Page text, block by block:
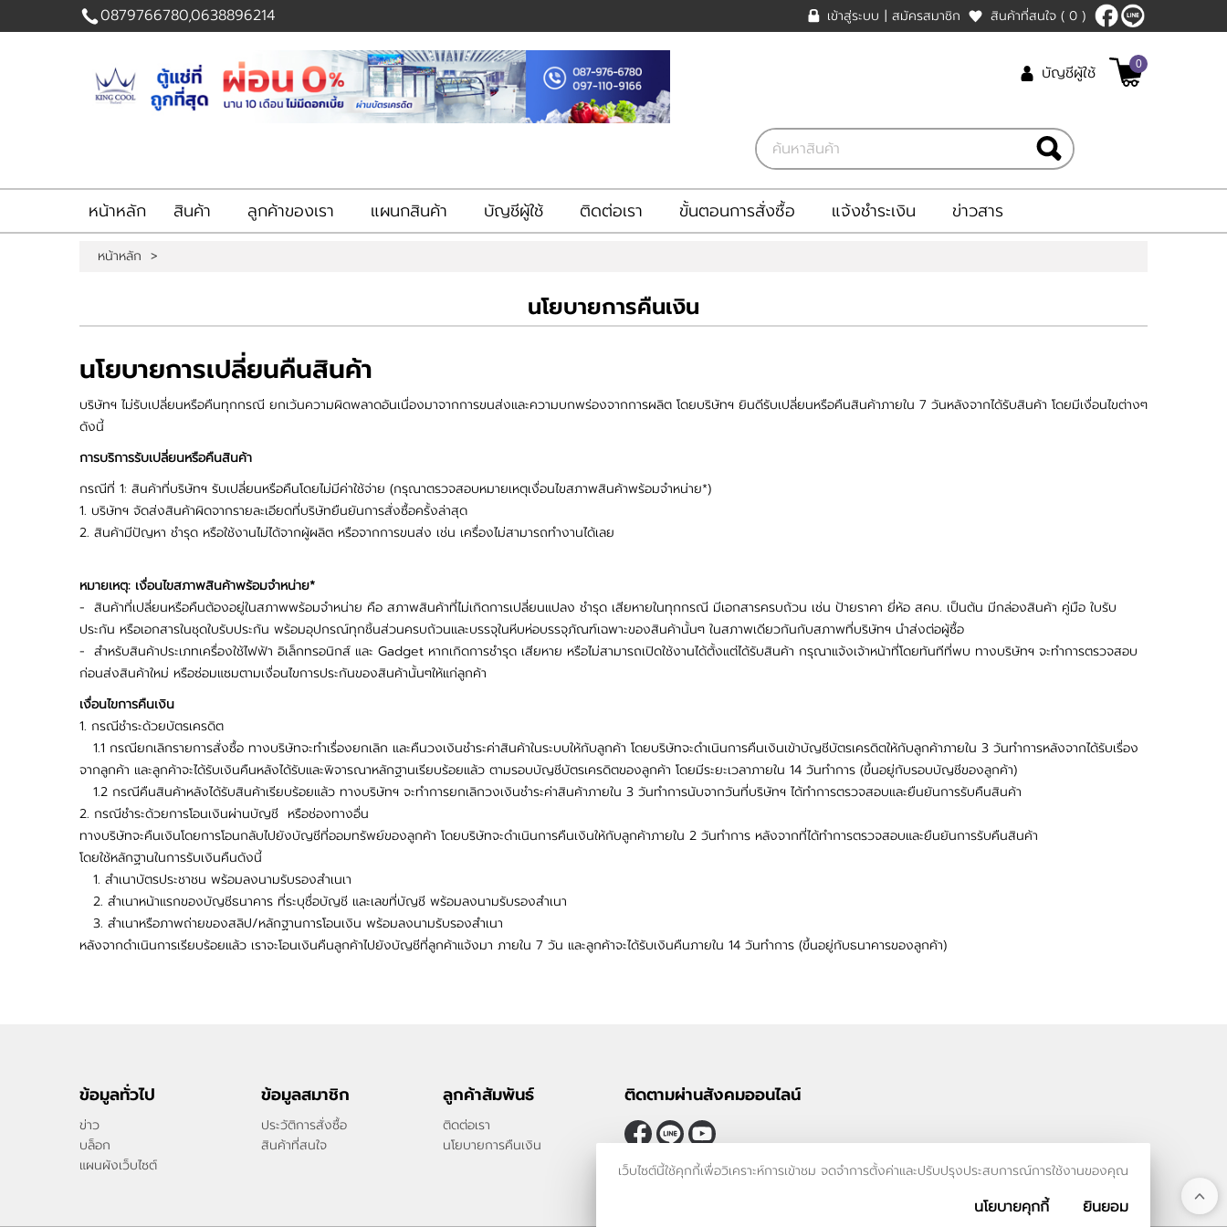
สินค้า
ลูกค้าของเรา
แผนกสินค้า
ขั้นตอนการสั่งซื้อ
แจ้งชำระเงิน
ข่าวสาร
0879766780,0638896214 เข้าสู่ระบบ | สมัครสมาชิก สินค้าที่สนใจ ( 0 )
บัญชีผู้ใช้ 0
หน้าหลัก สินค้า ลูกค้าของเรา แผนกสินค้า บัญชีผู้ใช้ ติดต่อเรา ขั้นตอนการสั่งซื้อ แจ้งชำระเงิน ข่าวสาร
หน้าหลัก >
นโยบายการคืนเงิน
นโยบายการเปลี่ยนคืนสินค้า
บริษัทฯ ไม่รับเปลี่ยนหรือคืนทุกกรณี ยกเว้นความผิดพลาดอันเนื่องมาจากการขนส่งและความบกพร่องจากการผลิต โดยบริษัทฯ ยินดีรับเปลี่ยนหรือคืนสินค้าภายใน 7 วันหลังจากได้รับสินค้า โดยมีเงื่อนไขต่างๆ
ดังนี้
การบริการรับเปลี่ยนหรือคืนสินค้า
กรณีที่ 1: สินค้าที่บริษัทฯ รับเปลี่ยนหรือคืนโดยไม่มีค่าใช้จ่าย (กรุณาตรวจสอบหมายเหตุเงื่อนไขสภาพสินค้าพร้อมจำหน่าย*)
1. บริษัทฯ จัดส่งสินค้าผิดจากรายละเอียดที่บริษัทยืนยันการสั่งซื้อครั้งล่าสุด
2. สินค้ามีปัญหา ชำรุด หรือใช้งานไม่ได้จากผู้ผลิต หรือจากการขนส่ง เช่น เครื่องไม่สามารถทำงานได้เลย
หมายเหตุ: เงื่อนไขสภาพสินค้าพร้อมจำหน่าย*
- สินค้าที่เปลี่ยนหรือคืนต้องอยู่ในสภาพพร้อมจำหน่าย คือ สภาพสินค้าที่ไม่เกิดการเปลี่ยนแปลง ชำรุด เสียหายในทุกกรณี มีเอกสารครบถ้วน เช่น ป้ายราคา ยี่ห้อ สคบ. เป็นต้น มีกล่องสินค้า คู่มือ ใบรับ
ประกัน หรือเอกสารในชุดใบรับประกัน พร้อมอุปกรณ์ทุกชิ้นส่วนครบถ้วนและบรรจุในหีบห่อบรรจุภัณฑ์เฉพาะของสินค้านั้นๆ ในสภาพเดียวกันกับสภาพที่บริษัทฯ นำส่งต่อผู้ซื้อ
- สำหรับสินค้าประเภทเครื่องใช้ไฟฟ้า อิเล็กทรอนิกส์ และ Gadget หากเกิดการชำรุด เสียหาย หรือไม่สามารถเปิดใช้งานได้ตั้งแต่ได้รับสินค้า กรุณาแจ้งเจ้าหน้าที่โดยทันทีที่พบ ทางบริษัทฯ จะทำการตรวจสอบ
ก่อนส่งสินค้าใหม่ หรือซ่อมแซมตามเงื่อนไขการประกันของสินค้านั้นๆให้แก่ลูกค้า
เงื่อนไขการคืนเงิน
1. กรณีชำระด้วยบัตรเครดิต
1.1 กรณียกเลิกรายการสั่งซื้อ ทางบริษัทจะทำเรื่องยกเลิก และคืนวงเงินชำระค่าสินค้าในระบบให้กับลูกค้า โดยบริษัทจะดำเนินการคืนเงินเข้าบัญชีบัตรเครดิตให้กับลูกค้าภายใน 3 วันทำการหลังจากได้รับเรื่อง
จากลูกค้า และลูกค้าจะได้รับเงินคืนหลังได้รับและพิจารณาหลักฐานเรียบร้อยแล้ว ตามรอบบัญชีบัตรเครดิตของลูกค้า โดยมีระยะเวลาภายใน 14 วันทำการ (ขึ้นอยู่กับรอบบัญชีของลูกค้า)
1.2 กรณีคืนสินค้าหลังได้รับสินค้าเรียบร้อยแล้ว ทางบริษัทฯ จะทำการยกเลิกวงเงินชำระค่าสินค้าภายใน 3 วันทำการนับจากวันที่บริษัทฯ ได้ทำการตรวจสอบและยืนยันการรับคืนสินค้า
2. กรณีชำระด้วยการโอนเงินผ่านบัญชี หรือช่องทางอื่น
ทางบริษัทจะคืนเงินโดยการโอนกลับไปยังบัญชีที่ออมทรัพย์ของลูกค้า โดยบริษัทจะดำเนินการคืนเงินให้กับลูกค้าภายใน 2 วันทำการ หลังจากที่ได้ทำการตรวจสอบและยืนยันการรับคืนสินค้า
โดยใช้หลักฐานในการรับเงินคืนดังนี้
1. สำเนาบัตรประชาชน พร้อมลงนามรับรองสำเนเา
2. สำเนาหน้าแรกของบัญชีธนาคาร ที่ระบุชื่อบัญชี และเลขที่บัญชี พร้อมลงนามรับรองสำเนา
3. สำเนาหรือภาพถ่ายของสลิป/หลักฐานการโอนเงิน พร้อมลงนามรับรองสำเนา
หลังจากดำเนินการเรียบร้อยแล้ว เราจะโอนเงินคืนลูกค้าไปยังบัญชีที่ลูกค้าแจ้งมา ภายใน 7 วัน และลูกค้าจะได้รับเงินคืนภายใน 14 วันทำการ (ขึ้นอยู่กับธนาคารของลูกค้า)
ข้อมูลทั่วไป
ข่าว
บล็อก
แผนผังเว็บไซต์
ข้อมูลสมาชิก
ประวัติการสั่งซื้อ
สินค้าที่สนใจ
ลูกค้าสัมพันธ์
ติดต่อเรา
นโยบายการคืนเงิน
ติดตามผ่านสังคมออนไลน์
เว็บไซต์นี้ใช้คุกกี้เพื่อวิเคราะห์การเข้าชม จดจำการตั้งค่าและปรับปรุงประสบการณ์การใช้งานของคุณ
นโยบายคุกกี้ ยินยอม